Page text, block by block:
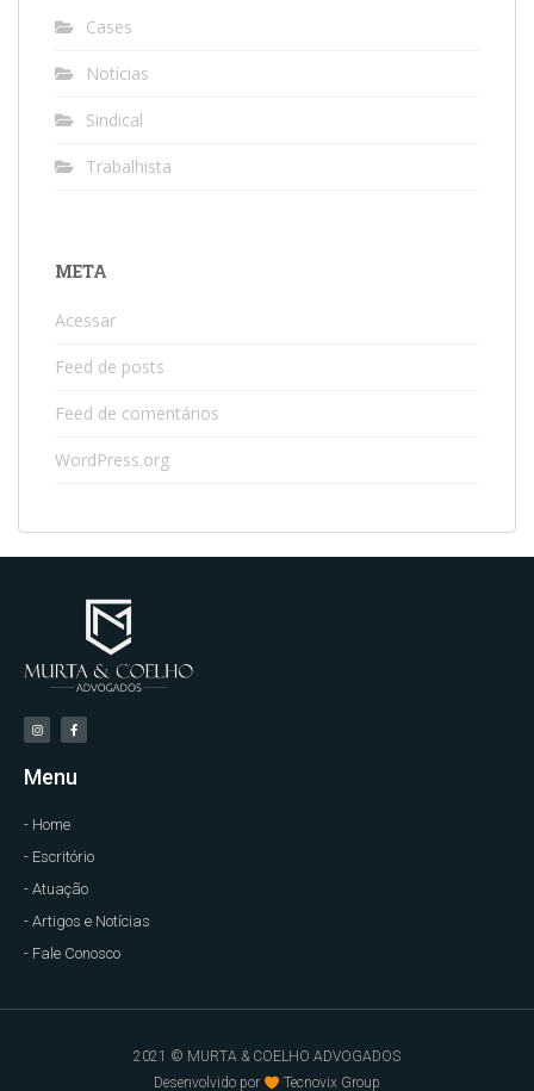
Cases
Notícias
Sindical
Trabalhista
META
Acessar
Feed de posts
Feed de comentários
WordPress.org
Menu
- Home
- Escritório
- Atuação
- Artigos e Notícias
- Fale Conosco
2021 © MURTA & COELHO ADVOGADOS
Desenvolvido por
Tecnovix Group